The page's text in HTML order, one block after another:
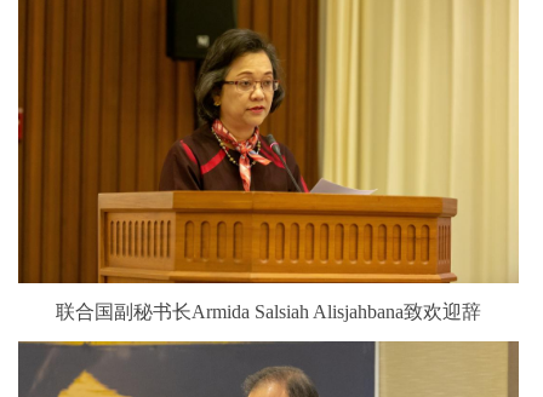
联合国副秘书长Armida Salsiah Alisjahbana致欢迎辞